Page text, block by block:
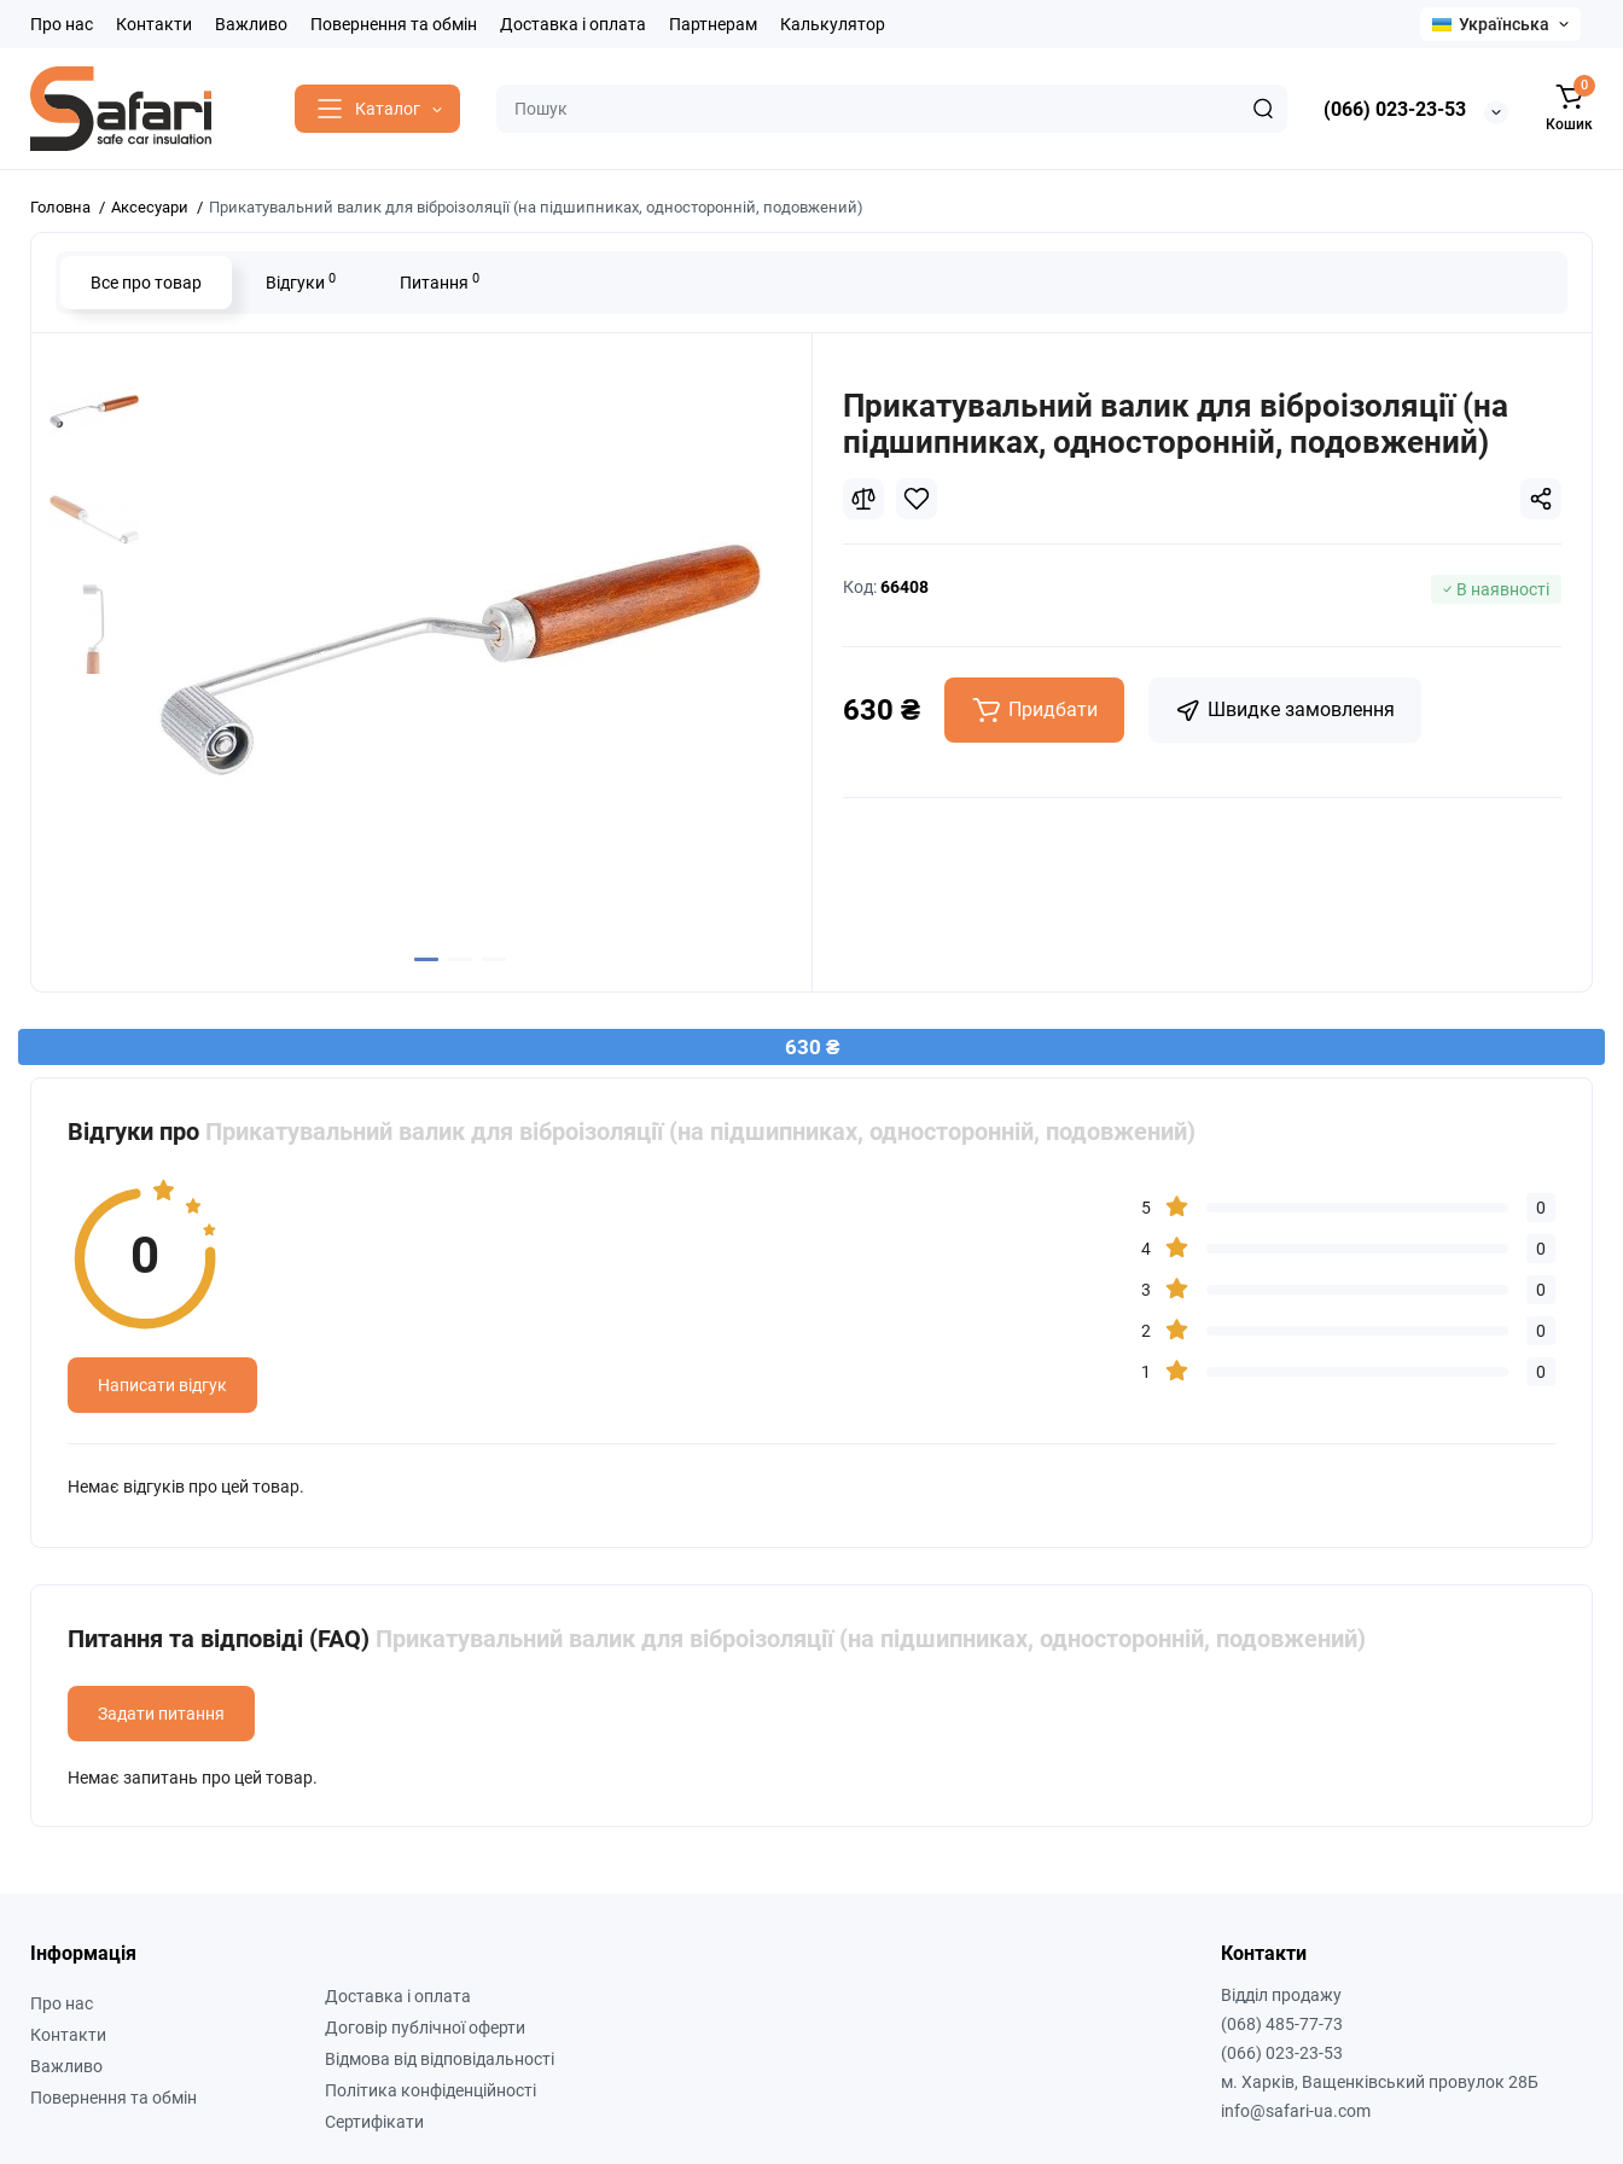
Про нас Контакти Важливо Повернення та обмін Доставка і оплата Партнерам Калькулятор Українська
Каталог (066) 023-23-53
0
Кошик
Головна Аксесуари Прикатувальний валик для віброізоляції (на підшипниках, односторонній, подовжений)
Все про товар Відгуки 0 Питання 0
Прикатувальний валик для віброізоляції (на
підшипниках, односторонній, подовжений)
Код:66408 В наявності
630 ₴ Придбати Швидке замовлення
630 ₴
Відгуки про Прикатувальний валик для віброізоляції (на підшипниках, односторонній, подовжений)
0
Написати відгук
5 0
4 0
3 0
2 0
1 0
Немає відгуків про цей товар.
Питання та відповіді (FAQ) Прикатувальний валик для віброізоляції (на підшипниках, односторонній, подовжений)
Задати питання
Немає запитань про цей товар.
Інформація
Про нас
Контакти
Важливо
Повернення та обмін
Доставка і оплата
Договір публічної оферти
Відмова від відповідальності
Політика конфіденційності
Сертифікати
Контакти
Відділ продажу
(068) 485-77-73
(066) 023-23-53
м. Харків, Ващенківський провулок 28Б
info@safari-ua.com